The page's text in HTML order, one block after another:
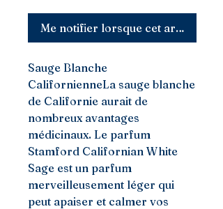
Me notifier lorsque cet article est
Sauge Blanche
CalifornienneLa sauge blanche
de Californie aurait de
nombreux avantages
médicinaux. Le parfum
Stamford Californian White
Sage est un parfum
merveilleusement léger qui
peut apaiser et calmer vos